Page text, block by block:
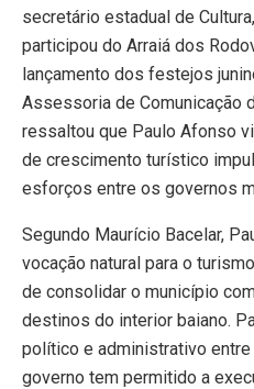
secretário estadual de
participou do Arraiá dos
lançamento dos festejos
Assessoria de Comunicação
ressaltou que Paulo Afonso
de crescimento turístico
esforços entre os governos
Segundo Maurício Bacelar,
vocação natural para o
de consolidar o município
destinos do interior baiano.
político e administrativo
governo tem permitido a